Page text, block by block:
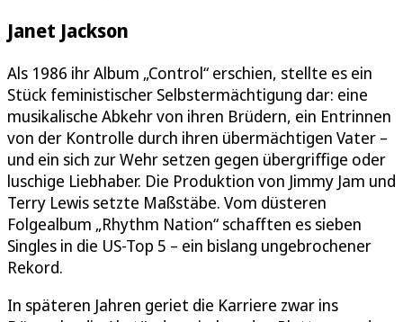
Janet Jackson
Als 1986 ihr Album „Control“ erschien, stellte es ein
Stück feministischer Selbstermächtigung dar: eine
musikalische Abkehr von ihren Brüdern, ein Entrinnen
von der Kontrolle durch ihren übermächtigen Vater –
und ein sich zur Wehr setzen gegen übergriffige oder
luschige Liebhaber. Die Produktion von Jimmy Jam und
Terry Lewis setzte Maßstäbe. Vom düsteren
Folgealbum „Rhythm Nation“ schafften es sieben
Singles in die US-Top 5 – ein bislang ungebrochener
Rekord.
In späteren Jahren geriet die Karriere zwar ins